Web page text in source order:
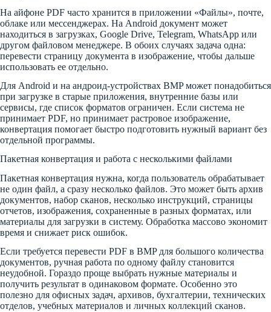
На айфоне PDF часто хранится в приложении «Файлы», почте,
облаке или мессенджерах. На Android документ может
находиться в загрузках, Google Drive, Telegram, WhatsApp или
другом файловом менеджере. В обоих случаях задача одна:
перевести страницу документа в изображение, чтобы дальше
использовать ее отдельно.
Для Android и на андроид-устройствах BMP может понадобиться
при загрузке в старые приложения, внутренние базы или
сервисы, где список форматов ограничен. Если система не
принимает PDF, но принимает растровое изображение,
конвертация помогает быстро подготовить нужный вариант без
отдельной программы.
Пакетная конвертация и работа с несколькими файлами
Пакетная конвертация нужна, когда пользователь обрабатывает
не один файл, а сразу несколько файлов. Это может быть архив
документов, набор сканов, несколько инструкций, страницы
отчетов, изображения, сохраненные в разных форматах, или
материалы для загрузки в систему. Обработка массово экономит
время и снижает риск ошибок.
Если требуется перевести PDF в BMP для большого количества
документов, ручная работа по одному файлу становится
неудобной. Гораздо проще выбрать нужные материалы и
получить результат в одинаковом формате. Особенно это
полезно для офисных задач, архивов, бухгалтерии, технических
отделов, учебных материалов и личных коллекций сканов.